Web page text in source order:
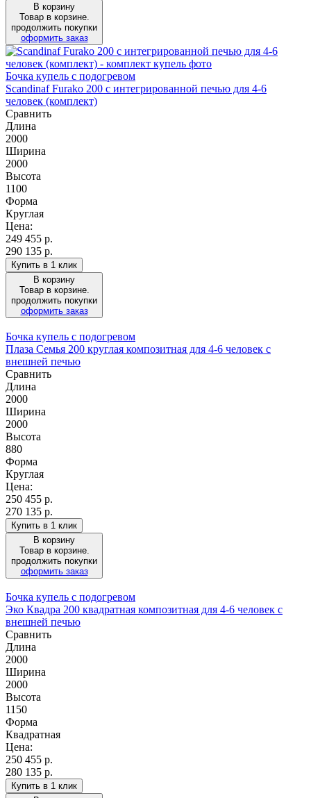
В корзину
Товар в корзине.
продолжить покупки
оформить заказ
Бочка купель с подогревом
Scandinaf Furako 200 с интегрированной печью для 4-6
человек (комплект)
Сравнить
Длина
2000
Ширина
2000
Высота
1100
Форма
Круглая
Цена:
249 455 р.
290 135 р.
Купить в 1 клик
В корзину
Товар в корзине.
продолжить покупки
оформить заказ
Бочка купель с подогревом
Плаза Семья 200 круглая композитная для 4-6 человек с
внешней печью
Сравнить
Длина
2000
Ширина
2000
Высота
880
Форма
Круглая
Цена:
250 455 р.
270 135 р.
Купить в 1 клик
В корзину
Товар в корзине.
продолжить покупки
оформить заказ
Бочка купель с подогревом
Эко Квадра 200 квадратная композитная для 4-6 человек с
внешней печью
Сравнить
Длина
2000
Ширина
2000
Высота
1150
Форма
Квадратная
Цена:
250 455 р.
280 135 р.
Купить в 1 клик